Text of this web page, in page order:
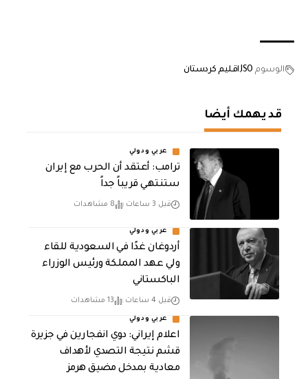
الوسوم ISO اقليم كردستان
قد يهمك أيضا
عربي ودولي
‏ترامب: أعتقد أن الحرب مع إيران
ستنتهي قريباً جداً
قبل 3 ساعات 8 مشاهدات
عربي ودولي
أردوغان غدًا في السعودية للقاء
ولي عهد المملكة ورئيس الوزراء
الباكستاني
قبل 4 ساعات 13 مشاهدات
عربي ودولي
اعلام إيراني: دوي انفجارين في جزيرة
قشم نتيجة التصدي لأهداف
معادية بمدخل مضيق هرمز